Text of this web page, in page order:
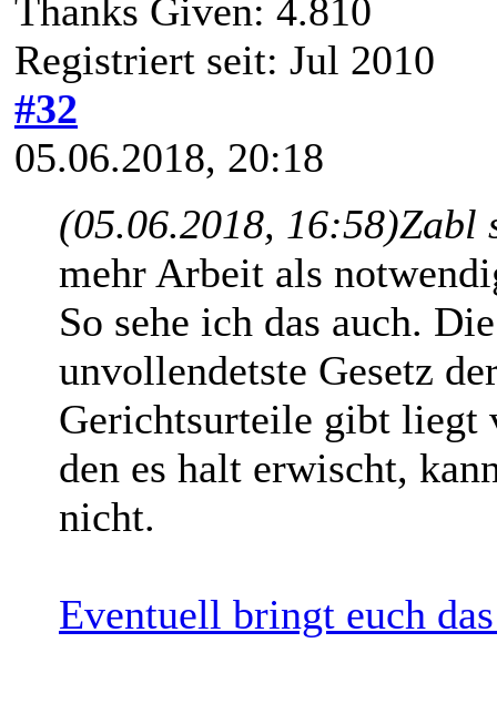
Thanks Given: 4.810
Registriert seit: Jul 2010
#32
05.06.2018, 20:18
(05.06.2018, 16:58)Zabl
mehr Arbeit als
So sehe ich das auch.
unvollendetste Gesetz
Gerichtsurteile gibt liegt
den es halt erwischt,
nicht.
Eventuell bringt euch